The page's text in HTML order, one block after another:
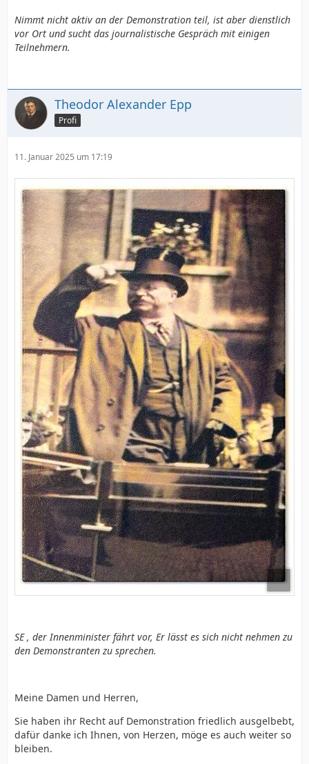
Nimmt nicht aktiv an der Demonstration teil, ist aber dienstlich
vor Ort und sucht das journalistische Gespräch mit einigen
Teilnehmern.
Theodor Alexander Epp
Profi
11. Januar 2025 um 17:19
SE , der Innenminister fährt vor, Er lässt es sich nicht nehmen zu
den Demonstranten zu sprechen.
Meine Damen und Herren,
Sie haben ihr Recht auf Demonstration friedlich ausgelbebt,
dafür danke ich Ihnen, von Herzen, möge es auch weiter so
bleiben.